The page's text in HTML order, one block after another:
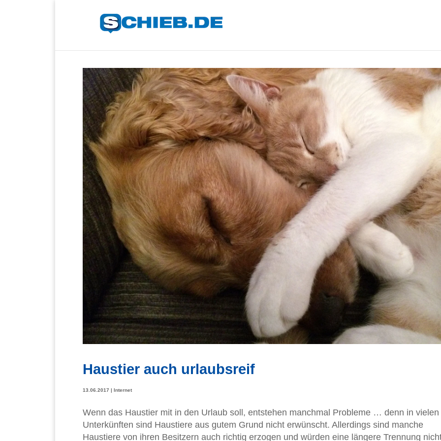
Haustier auch urlaubsreif
13.06.2017 | Internet
Wenn das Haustier mit in den Urlaub soll, entstehen manchmal Probleme … denn in vielen
Unterkünften sind Haustiere aus gutem Grund nicht erwünscht. Allerdings sind manche
Haustiere von ihren Besitzern auch richtig erzogen und würden eine längere Trennung